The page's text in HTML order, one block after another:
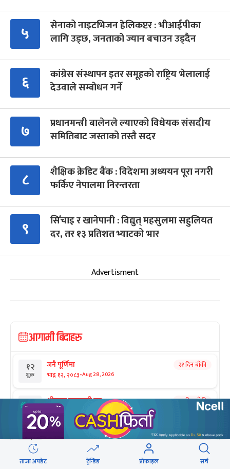
५
सेनाको नाइटभिजन हेलिकप्टर : भीआईपीका
लागि उड्छ, जनताको ज्यान बचाउन उड्दैन
६
कांग्रेस संस्थापन इतर समूहको राष्ट्रिय भेलालाई
देउवाले सम्बोधन गर्ने
७
प्रधानमन्त्री बालेनले ल्याएको विधेयक संसदीय
समितिबाट जस्ताको तस्तै सदर
८
शैक्षिक क्रेडिट बैंक : विदेशमा अध्ययन पूरा नगरी
फर्किए नेपालमा निरन्तरता
९
सिँचाइ र खानेपानी : विद्युत् महसुलमा सहुलियत
दर, तर १३ प्रतिशत भ्याटको भार
Advertisment
आगामी बिदाहरु
१२
शुक्र
जनै पूर्णिमा
भाद्र १२, २०८३-Aug 28, 2026
२१ दिन बाँकी
१९
शुक्र
श्रीकृष्ण जन्माष्टमी व्रत
भाद्र १९, २०८३ - Sep 4, 2026
२८ दिन बाँकी
३
शनि
संविधान दिवस
Sep 19, 2026
१ महिना बाँकी
ताजा अपडेट ट्रेन्डिङ प्रोफाइल सर्च